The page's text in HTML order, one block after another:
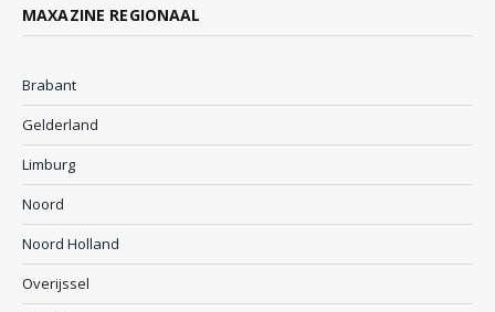
MAXAZINE REGIONAAL
Brabant
Gelderland
Limburg
Noord
Noord Holland
Overijssel